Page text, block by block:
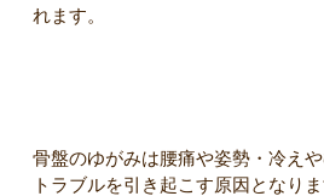
れます。
骨盤のゆがみは腰痛や姿勢・冷え
トラブルを引き起こす原因となりま